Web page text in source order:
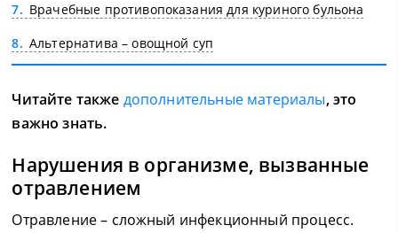
7
Врачебные противопоказания для куриного бульона
8
Альтернатива – овощной суп
Читайте также дополнительные материалы, это
важно знать.
Нарушения в организме, вызванные
отравлением
Отравление – сложный инфекционный процесс.